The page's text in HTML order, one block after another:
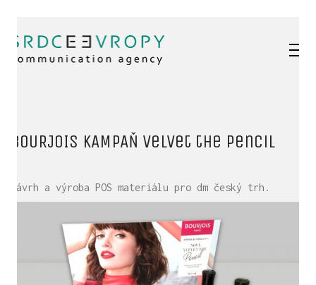
BOURJOIS KAMPAŇ velvet the pencil
Návrh a výroba POS materiálu pro dm český trh.